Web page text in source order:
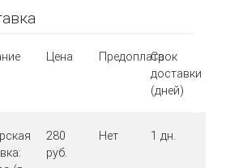
Цена ПредоплатаСрок
доставки
(дней)
280
руб.
Нет 1 дн.